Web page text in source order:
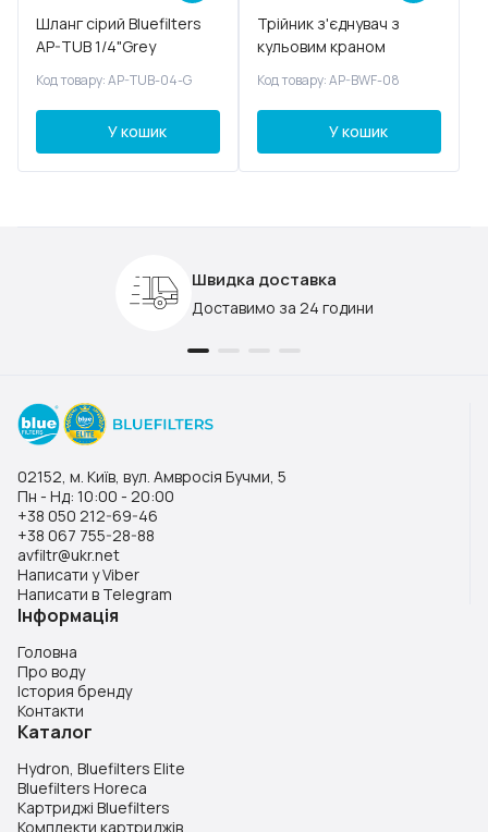
Шланг сірий Bluefilters
AP-TUB 1/4"Grey
Код товару: AP-TUB-04-G
У кошик
Трійник з'єднувач з
кульовим краном
Код товару: AP-BWF-08
У кошик
Швидка доставка
Доставимо за 24 години
02152, м. Київ, вул. Амвросія Бучми, 5
Пн - Нд: 10:00 - 20:00
+38 050 212-69-46
+38 067 755-28-88
avfiltr@ukr.net
Написати у Viber
Написати в Telegram
Інформація
Головна
Про воду
Істория бренду
Контакти
Каталог
Hydron, Bluefilters Elite
Bluefilters Horeca
Картриджі Bluefilters
Комплекти картриджів